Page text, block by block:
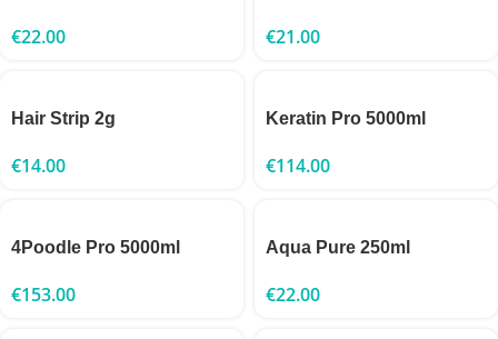
€22.00 €21.00
Hair Strip 2g
€14.00
Keratin Pro 5000ml
€114.00
4Poodle Pro 5000ml
€153.00
Aqua Pure 250ml
€22.00